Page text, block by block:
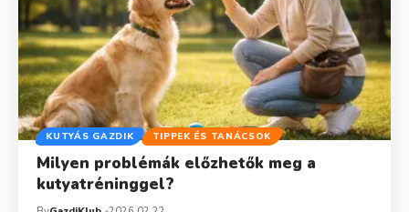
KUTYÁS GAZDIK TIPPEK ÉS TANÁCSOK
Milyen problémák előzhetők meg a
kutyatréninggel?